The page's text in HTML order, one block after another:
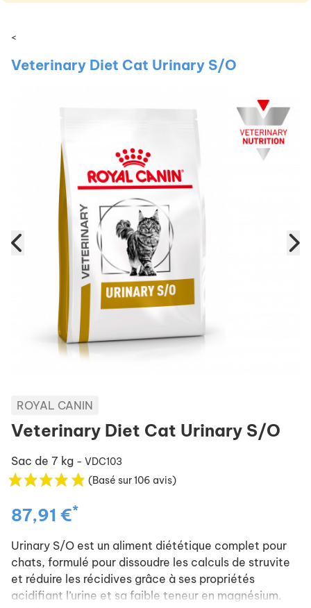
<
Veterinary Diet Cat Urinary S/O
ROYAL CANIN
Veterinary Diet Cat Urinary S/O
Sac de 7 kg - VDC103
(Basé sur 106 avis)
87,91 €*
Urinary S/O est un aliment diététique complet pour
chats, formulé pour dissoudre les calculs de struvite
et réduire les récidives grâce à ses propriétés
acidifiant l’urine et sa faible teneur en magnésium.